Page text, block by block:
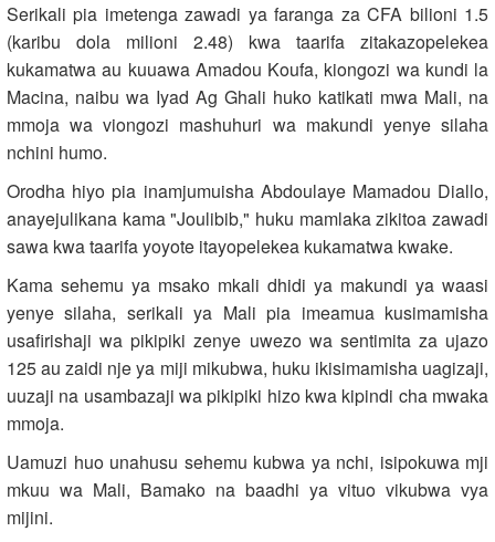
Serikali pia imetenga zawadi ya faranga za CFA bilioni 1.5
(karibu dola milioni 2.48) kwa taarifa zitakazopelekea
kukamatwa au kuuawa Amadou Koufa, kiongozi wa kundi la
Macina, naibu wa Iyad Ag Ghali huko katikati mwa Mali, na
mmoja wa viongozi mashuhuri wa makundi yenye silaha
nchini humo.
Orodha hiyo pia inamjumuisha Abdoulaye Mamadou Diallo,
anayejulikana kama "Joulibib," huku mamlaka zikitoa zawadi
sawa kwa taarifa yoyote itayopelekea kukamatwa kwake.
Kama sehemu ya msako mkali dhidi ya makundi ya waasi
yenye silaha, serikali ya Mali pia imeamua kusimamisha
usafirishaji wa pikipiki zenye uwezo wa sentimita za ujazo
125 au zaidi nje ya miji mikubwa, huku ikisimamisha uagizaji,
uuzaji na usambazaji wa pikipiki hizo kwa kipindi cha mwaka
mmoja.
Uamuzi huo unahusu sehemu kubwa ya nchi, isipokuwa mji
mkuu wa Mali, Bamako na baadhi ya vituo vikubwa vya
mijini.